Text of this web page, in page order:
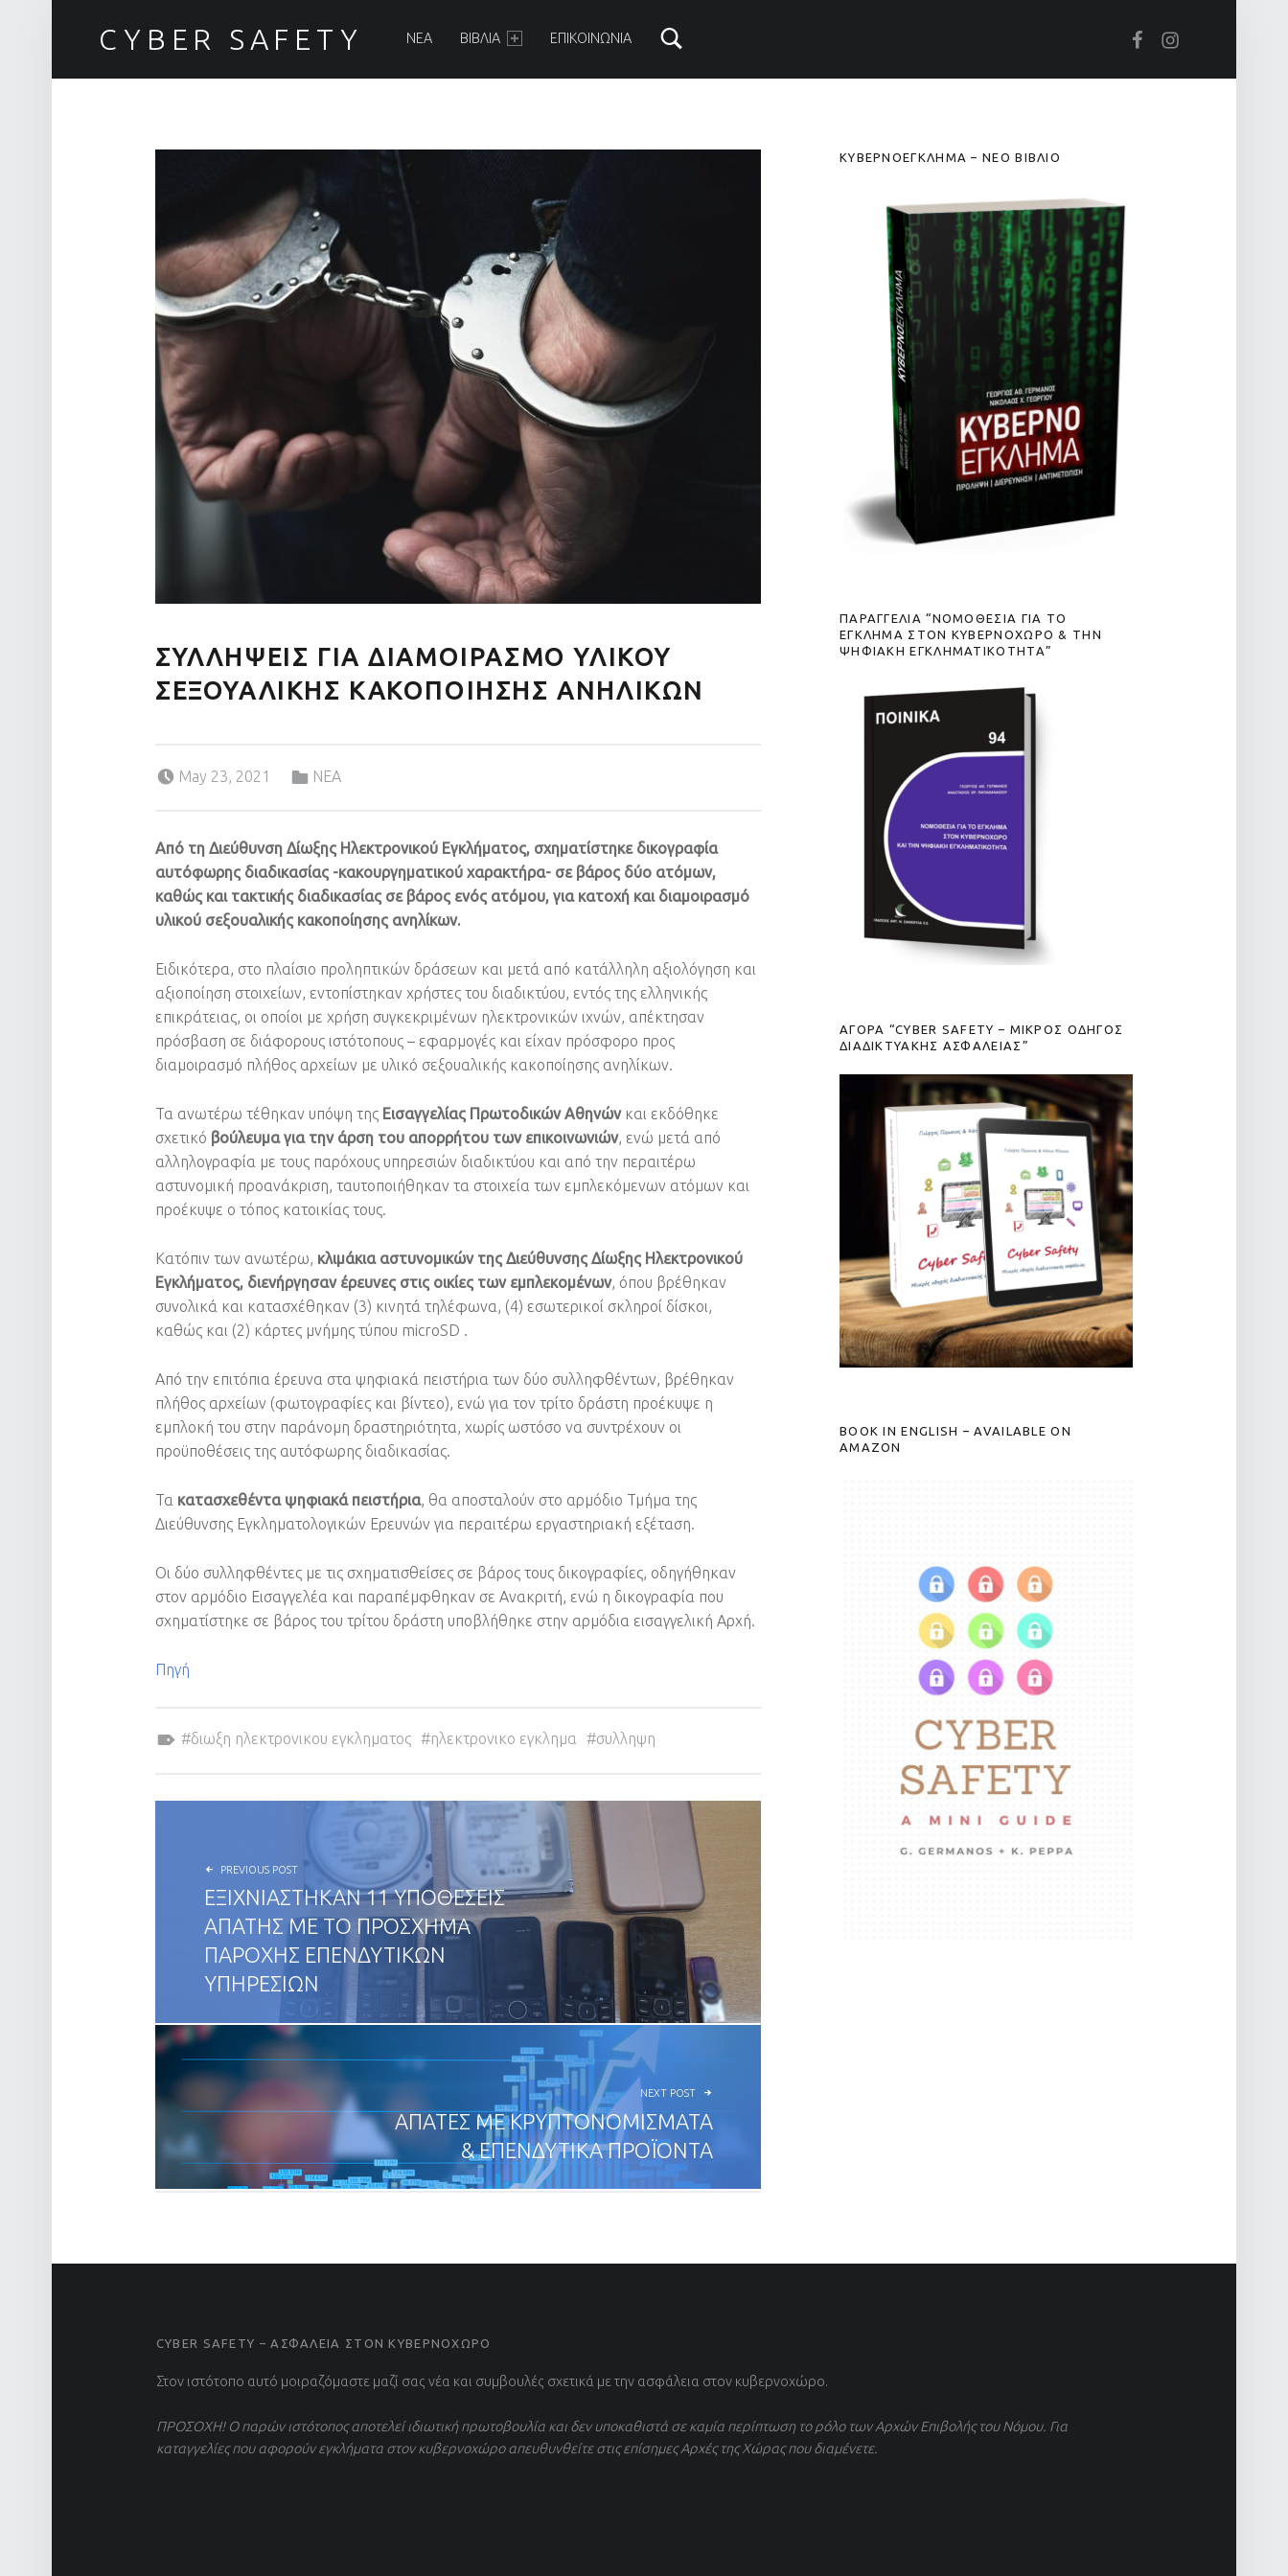
CYBER SAFETY ΝΕΑ ΒΙΒΛΙΑ ΕΠΙΚΟΙΝΩΝΙΑ
ΣΥΛΛΗΨΕΙΣ ΓΙΑ ΔΙΑΜΟΙΡΑΣΜΟ ΥΛΙΚΟΥ
ΣΕΞΟΥΑΛΙΚΗΣ ΚΑΚΟΠΟΙΗΣΗΣ ΑΝΗΛΙΚΩΝ
May 23, 2021
ΝΕΑ
Από τη Διεύθυνση Δίωξης Ηλεκτρονικού Εγκλήματος, σχηματίστηκε δικογραφία
αυτόφωρης διαδικασίας -κακουργηματικού χαρακτήρα- σε βάρος δύο ατόμων,
καθώς και τακτικής διαδικασίας σε βάρος ενός ατόμου, για κατοχή και διαμοιρασμό
υλικού σεξουαλικής κακοποίησης ανηλίκων.
Ειδικότερα, στο πλαίσιο προληπτικών δράσεων και μετά από κατάλληλη αξιολόγηση και
αξιοποίηση στοιχείων, εντοπίστηκαν χρήστες του διαδικτύου, εντός της ελληνικής
επικράτειας, οι οποίοι με χρήση συγκεκριμένων ηλεκτρονικών ιχνών, απέκτησαν
πρόσβαση σε διάφορους ιστότοπους – εφαρμογές και είχαν πρόσφορο προς
διαμοιρασμό πλήθος αρχείων με υλικό σεξουαλικής κακοποίησης ανηλίκων.
Τα ανωτέρω τέθηκαν υπόψη της Εισαγγελίας Πρωτοδικών Αθηνώνκαι εκδόθηκε
σχετικό βούλευμα για την άρση του απορρήτου των επικοινωνιών, ενώ μετά από
αλληλογραφία με τους παρόχους υπηρεσιών διαδικτύου και από την περαιτέρω
αστυνομική προανάκριση, ταυτοποιήθηκαν τα στοιχεία των εμπλεκόμενων ατόμων και
προέκυψε ο τόπος κατοικίας τους.
Κατόπιν των ανωτέρω, κλιμάκια αστυνομικών της Διεύθυνσης Δίωξης Ηλεκτρονικού
Εγκλήματος, διενήργησαν έρευνες στις οικίες των εμπλεκομένων, όπου βρέθηκαν
συνολικά και κατασχέθηκαν (3) κινητά τηλέφωνα, (4) εσωτερικοί σκληροί δίσκοι,
καθώς και (2) κάρτες μνήμης τύπου microSD .
Από την επιτόπια έρευνα στα ψηφιακά πειστήρια των δύο συλληφθέντων, βρέθηκαν
πλήθος αρχείων (φωτογραφίες και βίντεο), ενώ για τον τρίτο δράστη προέκυψε η
εμπλοκή του στην παράνομη δραστηριότητα, χωρίς ωστόσο να συντρέχουν οι
προϋποθέσεις της αυτόφωρης διαδικασίας.
Τα κατασχεθέντα ψηφιακά πειστήρια, θα αποσταλούν στο αρμόδιο Τμήμα της
Διεύθυνσης Εγκληματολογικών Ερευνών για περαιτέρω εργαστηριακή εξέταση.
Οι δύο συλληφθέντες με τις σχηματισθείσες σε βάρος τους δικογραφίες, οδηγήθηκαν
στον αρμόδιο Εισαγγελέα και παραπέμφθηκαν σε Ανακριτή, ενώ η δικογραφία που
σχηματίστηκε σε βάρος του τρίτου δράστη υποβλήθηκε στην αρμόδια εισαγγελική Αρχή.
Πηγή
διωξη ηλεκτρονικου εγκληματος
ηλεκτρονικο εγκλημα συλληψη
POST NAVIGATION
PREVIOUS POST
ΕΞΙΧΝΙΑΣΤΗΚΑΝ 11 ΥΠΟΘΕΣΕΙΣ
ΑΠΑΤΗΣ ΜΕ ΤΟ ΠΡΟΣΧΗΜΑ
ΠΑΡΟΧΗΣ ΕΠΕΝΔΥΤΙΚΩΝ
ΥΠΗΡΕΣΙΩΝ
NEXT POST
ΑΠΑΤΕΣ ΜΕ ΚΡΥΠΤΟΝΟΜΙΣΜΑΤΑ
& ΕΠΕΝΔΥΤΙΚΑ ΠΡΟΪΟΝΤΑ
SIDEBAR
ΚΥΒΕΡΝΟΕΓΚΛΗΜΑ – ΝΕΟ ΒΙΒΛΙΟ
ΠΑΡΑΓΓΕΛΙΑ “ΝΟΜΟΘΕΣΙΑ ΓΙΑ ΤΟ
ΕΓΚΛΗΜΑ ΣΤΟΝ ΚΥΒΕΡΝΟΧΩΡΟ & ΤΗΝ
ΨΗΦΙΑΚΗ ΕΓΚΛΗΜΑΤΙΚΟΤΗΤΑ”
ΑΓΟΡΑ “CYBER SAFETY – ΜΙΚΡΟΣ ΟΔΗΓΟΣ
ΔΙΑΔΙΚΤΥΑΚΗΣ ΑΣΦΑΛΕΙΑΣ”
BOOK IN ENGLISH – AVAILABLE ON
AMAZON
FOOTER SIDEBAR
CYBER SAFETY – ΑΣΦΑΛΕΙΑ ΣΤΟΝ ΚΥΒΕΡΝΟΧΩΡΟ
Στον ιστότοπο αυτό μοιραζόμαστε μαζί σας νέα και συμβουλές σχετικά με την ασφάλεια στον κυβερνοχώρο.
ΠΡΟΣΟΧΗ! Ο παρών ιστότοπος αποτελεί ιδιωτική πρωτοβουλία και δεν υποκαθιστά σε καμία περίπτωση το ρόλο των Αρχών Επιβολής του Νόμου. Για
καταγγελίες που αφορούν εγκλήματα στον κυβερνοχώρο απευθυνθείτε στις επίσημες Αρχές της Χώρας που διαμένετε.